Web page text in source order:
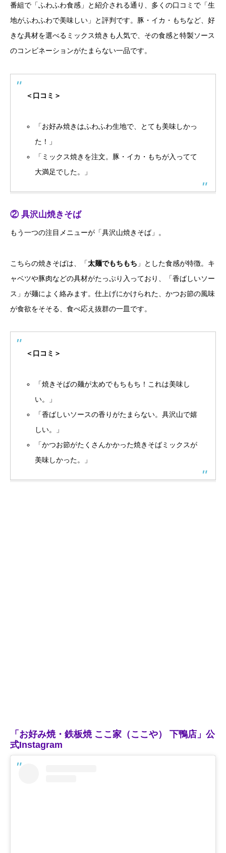
番組で「ふわふわ食感」と紹介される通り、多くの口コミで「生
地がふわふわで美味しい」と評判です。豚・イカ・もちなど、好
きな具材を選べるミックス焼きも人気で、その食感と特製ソース
のコンビネーションがたまらない一品です。
＜口コミ＞
「お好み焼きはふわふわ生地で、とても美味しかっ
た！」
「ミックス焼きを注文。豚・イカ・もちが入ってて
大満足でした。」
② 具沢山焼きそば
もう一つの注目メニューが「具沢山焼きそば」。
こちらの焼きそばは、「太麺でもちもち 」とした食感が特徴。キ
ャベツや豚肉などの具材がたっぷり入っており、「香ばしいソー
ス」が麺によく絡みます。仕上げにかけられた、かつお節の風味
が食欲をそそる、食べ応え抜群の一皿です。
＜口コミ＞
「焼きそばの麺が太めでもちもち！これは美味し
い。」
「香ばしいソースの香りがたまらない。具沢山で嬉
しい。」
「かつお節がたくさんかかった焼きそばミックスが
美味しかった。」
「お好み焼・鉄板焼 ここ家（ここや） 下鴨店」公
式Instagram